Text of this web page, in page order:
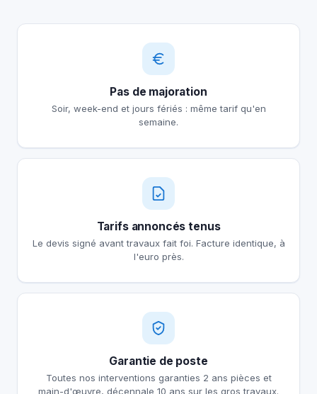
Pas de majoration
Soir, week-end et jours fériés : même tarif qu'en
semaine.
Tarifs annoncés tenus
Le devis signé avant travaux fait foi. Facture identique, à
l'euro près.
Garantie de poste
Toutes nos interventions garanties 2 ans pièces et
main-d'œuvre, décennale 10 ans sur les gros travaux.